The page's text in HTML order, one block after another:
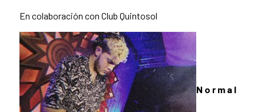
En colaboración con Club Quintosol
N o r m a l